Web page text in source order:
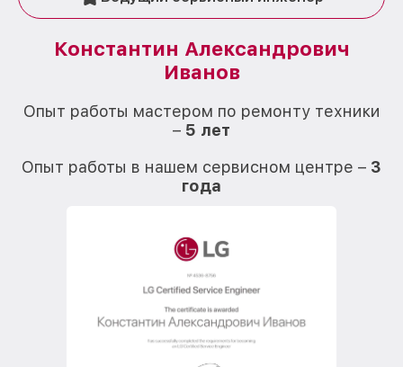
Константин Александрович
Иванов
Опыт работы мастером по ремонту техники
– 5 лет
Опыт работы в нашем сервисном центре – 3
года